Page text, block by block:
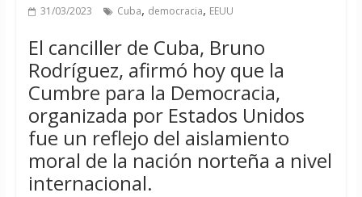
31/03/2023 Cuba, democracia, EEUU
El canciller de Cuba, Bruno
Rodríguez, afirmó hoy que la
Cumbre para la Democracia,
organizada por Estados Unidos
fue un reflejo del aislamiento
moral de la nación norteña a nivel
internacional.